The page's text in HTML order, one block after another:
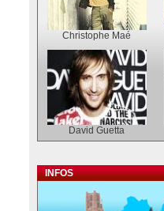
Christophe Maé
David Guetta
INFOS